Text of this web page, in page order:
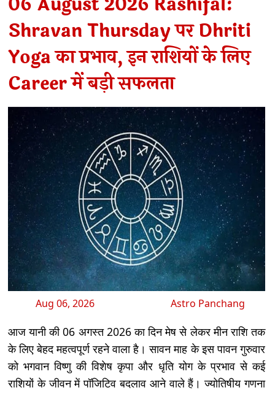
Shravan Thursday पर Dhriti
Yoga का प्रभाव, इन राशियों के लिए
Career में बड़ी सफलता
Aug 06, 2026 Astro Panchang
आज यानी की 06 अगस्त 2026 का दिन मेष से लेकर मीन राशि तक
के लिए बेहद महत्वपूर्ण रहने वाला है। सावन माह के इस पावन गुरुवार
को भगवान विष्णु की विशेष कृपा और धृति योग के प्रभाव से कई
राशियों के जीवन में पॉजिटिव बदलाव आने वाले हैं। ज्योतिषीय गणना